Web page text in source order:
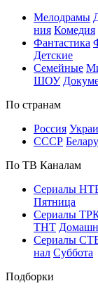
Ме­ло­дра­мы
ния Ко­ме­дия
Фан­та­сти­ка
Дет­ские
Се­мей­ные
ШОУ
По стра­нам
Рос­сия
СССР
По ТВ Ка­на­лам
Се­риа­лы
Пят­ни­ца
Се­риа­лы
ТНТ
Се­риа­лы
нал Суб­бо­та
Подборки